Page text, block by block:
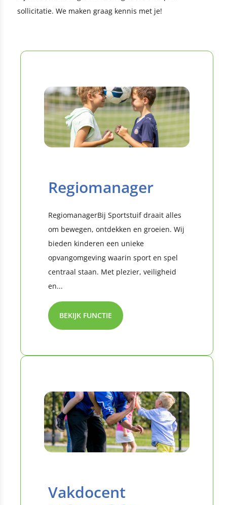
sollicitatie. We maken graag kennis met je!
Regiomanager
RegiomanagerBij Sportstuif draait alles
om bewegen, ontdekken en groeien. Wij
bieden kinderen een unieke
opvangomgeving waarin sport en spel
centraal staan. Met plezier, veiligheid
en...
BEKIJK FUNCTIE
Vakdocent